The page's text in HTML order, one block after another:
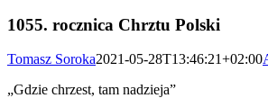
1055. rocznica Chrztu Polski
Tomasz Soroka2021-05-28T13:46:21+02:00
„Gdzie chrzest, tam nadzieja”